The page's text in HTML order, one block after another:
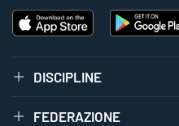
DISCIPLINE
FEDERAZIONE